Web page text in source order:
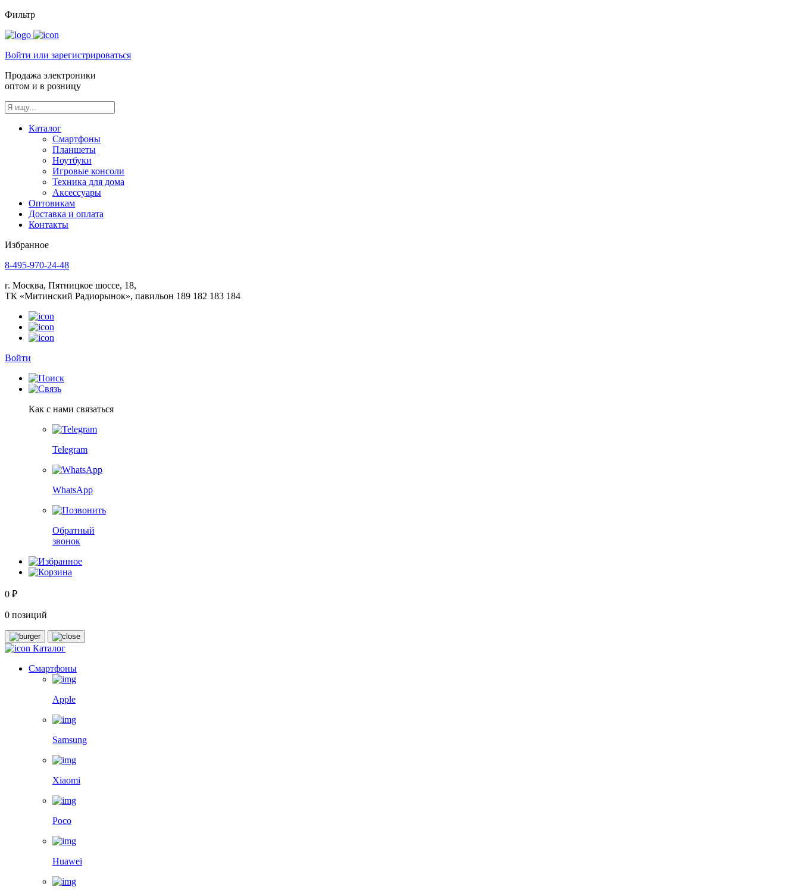
Фильтр
Войти или зарегистрироваться
Продажа электроники
оптом и в розницу
Каталог
Смартфоны
Планшеты
Ноутбуки
Игровые консоли
Техника для дома
Аксессуары
Оптовикам
Доставка и оплата
Контакты
Избранное
8-495-970-24-48
г. Москва, Пятницкое шоссе, 18,
ТК «Митинский Радиорынок», павильон 189 182 183 184
Войти
Как с нами связаться
Telegram
WhatsApp
Обратный
звонок
0 ₽
0 позиций
Каталог
Смартфоны
Apple
Samsung
Xiaomi
Poco
Huawei